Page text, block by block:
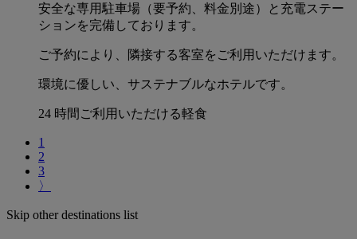
安全な専用駐車場（要予約、料金別途）と充電ステー
ションを完備しております。
ご予約により、隣接する客室をご利用いただけます。
環境に優しい、サステナブルなホテルです。
24 時間ご利用いただける軽食
1
2
3
〉
Skip other destinations list